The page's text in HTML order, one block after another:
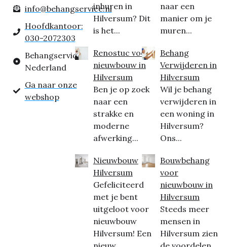
info@behangservice.nl
Hoofdkantoor:
030-2072303
Behangservice
Nederland
Ga naar onze
webshop
inhuren in
Hilversum? Dit
is het...
Renostuc voor
nieuwbouw in
Hilversum
Ben je op zoek
naar een
strakke en
moderne
afwerking...
Nieuwbouw
Hilversum
Gefeliciteerd
met je bent
uitgeloot voor
nieuwbouw
Hilversum! Een
naar een
manier om je
muren...
Behang
Verwijderen in
Hilversum
Wil je behang
verwijderen in
een woning in
Hilversum?
Ons...
Bouwbehang
voor
nieuwbouw in
Hilversum
Steeds meer
mensen in
Hilversum zien